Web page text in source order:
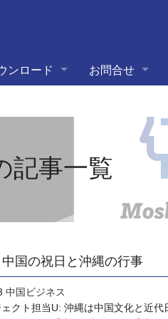
ンロード お問合せ
記事一覧
国の祝日と沖縄の行事
中国ビジネス
クト担当U: 沖縄は中国文化と近